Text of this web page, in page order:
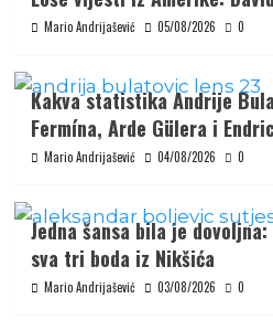
Mario Andrijašević 05/08/2026 0
Kakva statistika Andrije
Fermína, Arde Gülera i
Mario Andrijašević 04/08/2026 0
Jedna šansa bila je
sva tri boda iz Nikšića
Mario Andrijašević 03/08/2026 0